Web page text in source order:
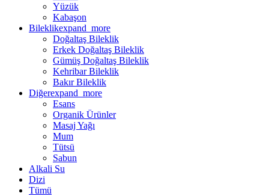
Yüzük
Kabaşon
Bileklikexpand_more
Doğaltaş Bileklik
Erkek Doğaltaş Bileklik
Gümüş Doğaltaş Bileklik
Kehribar Bileklik
Bakır Bileklik
Diğerexpand_more
Esans
Organik Ürünler
Masaj Yağı
Mum
Tütsü
Sabun
Alkali Su
Dizi
Tümü